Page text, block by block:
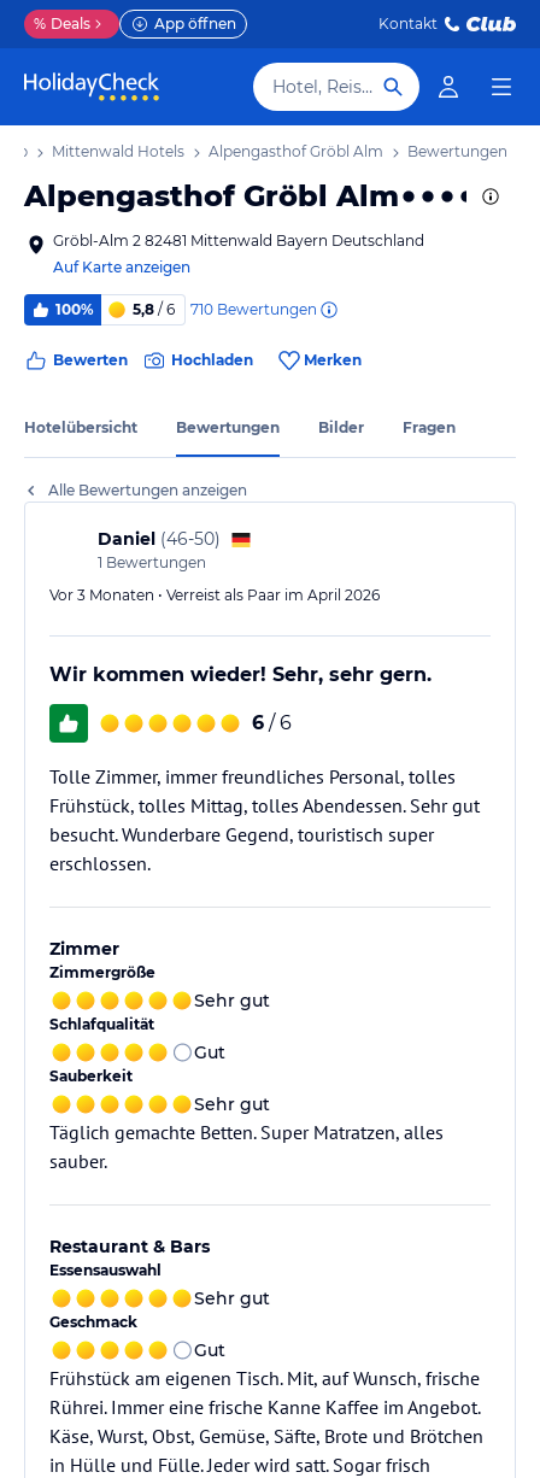
% Deals App öffnen Kontakt
Hotel, Reiseziel
Mittenwald Hotels Alpengasthof Gröbl Alm Bewertungen
Alpengasthof Gröbl Alm
Gröbl-Alm 2 82481 Mittenwald Bayern Deutschland
Auf Karte anzeigen
100% 5,8 / 6 710 Bewertungen
Bewerten Hochladen Merken
Hotelübersicht Bewertungen Bilder Fragen
Alle Bewertungen anzeigen
Daniel (46-50)
1 Bewertungen
Vor 3 Monaten • Verreist als Paar im April 2026
Wir kommen wieder! Sehr, sehr gern.
6 / 6
Tolle Zimmer, immer freundliches Personal, tolles
Frühstück, tolles Mittag, tolles Abendessen. Sehr gut
besucht. Wunderbare Gegend, touristisch super
erschlossen.
Zimmer
Zimmergröße
Sehr gut
Schlafqualität
Gut
Sauberkeit
Sehr gut
Täglich gemachte Betten. Super Matratzen, alles
sauber.
Restaurant & Bars
Essensauswahl
Sehr gut
Geschmack
Gut
Frühstück am eigenen Tisch. Mit, auf Wunsch, frische
Rührei. Immer eine frische Kanne Kaffee im Angebot.
Käse, Wurst, Obst, Gemüse, Säfte, Brote und Brötchen
in Hülle und Fülle. Jeder wird satt. Sogar frisch